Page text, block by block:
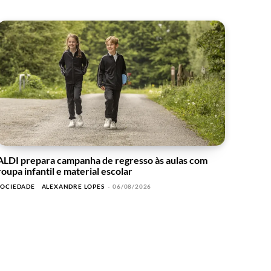
prepara campanha de regresso às aulas com
infantil e material escolar
ALEXANDRE LOPES - 06/08/2026